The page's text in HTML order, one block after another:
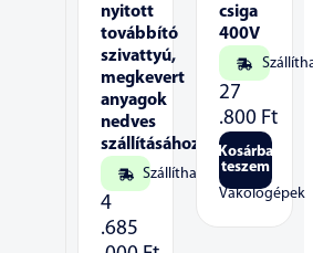
nyitott
továbbító
szivattyú,
megkevert
anyagok
nedves
szállításához
Szállítható
4
.685
csiga
400V
27
.800 Ft
Kosárba
teszem
Vakológépek